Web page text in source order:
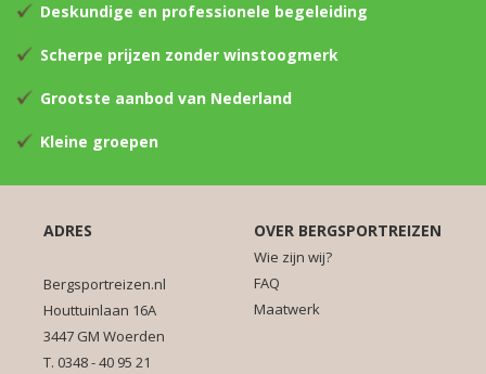
Deskundige en professionele begeleiding
Scherpe prijzen zonder winstoogmerk
Grootste aanbod van Nederland
Kleine groepen
ADRES
Bergsportreizen.nl
Houttuinlaan 16A
3447 GM Woerden
T. 0348 - 40 95 21
OVER BERGSPORTREIZEN
Wie zijn wij?
FAQ
Maatwerk